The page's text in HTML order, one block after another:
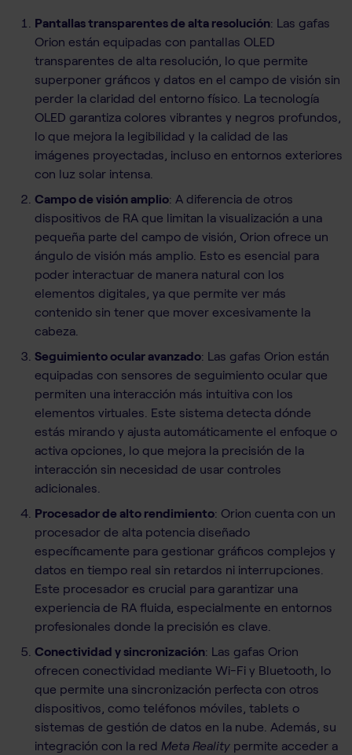
Pantallas transparentes de alta resolución: Las gafas
Orion están equipadas con pantallas OLED
transparentes de alta resolución, lo que permite
superponer gráficos y datos en el campo de visión sin
perder la claridad del entorno físico. La tecnología
OLED garantiza colores vibrantes y negros profundos,
lo que mejora la legibilidad y la calidad de las
imágenes proyectadas, incluso en entornos exteriores
con luz solar intensa.
Campo de visión amplio: A diferencia de otros
dispositivos de RA que limitan la visualización a una
pequeña parte del campo de visión, Orion ofrece un
ángulo de visión más amplio. Esto es esencial para
poder interactuar de manera natural con los
elementos digitales, ya que permite ver más
contenido sin tener que mover excesivamente la
cabeza.
Seguimiento ocular avanzado: Las gafas Orion están
equipadas con sensores de seguimiento ocular que
permiten una interacción más intuitiva con los
elementos virtuales. Este sistema detecta dónde
estás mirando y ajusta automáticamente el enfoque o
activa opciones, lo que mejora la precisión de la
interacción sin necesidad de usar controles
adicionales.
Procesador de alto rendimiento: Orion cuenta con un
procesador de alta potencia diseñado
específicamente para gestionar gráficos complejos y
datos en tiempo real sin retardos ni interrupciones.
Este procesador es crucial para garantizar una
experiencia de RA fluida, especialmente en entornos
profesionales donde la precisión es clave.
Conectividad y sincronización: Las gafas Orion
ofrecen conectividad mediante Wi-Fi y Bluetooth, lo
que permite una sincronización perfecta con otros
dispositivos, como teléfonos móviles, tablets o
sistemas de gestión de datos en la nube. Además, su
integración con la red Meta Reality permite acceder a